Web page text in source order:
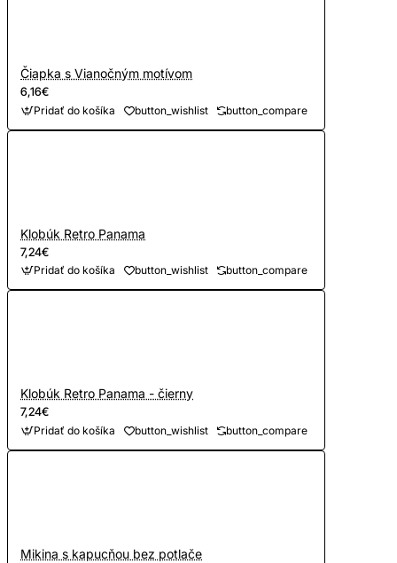
Čiapka s Vianočným motívom
6,16€
Pridať do košíka button_wishlist button_compare
Klobúk Retro Panama
7,24€
Pridať do košíka button_wishlist button_compare
Klobúk Retro Panama - čierny
7,24€
Pridať do košíka button_wishlist button_compare
Mikina s kapucňou bez potlače